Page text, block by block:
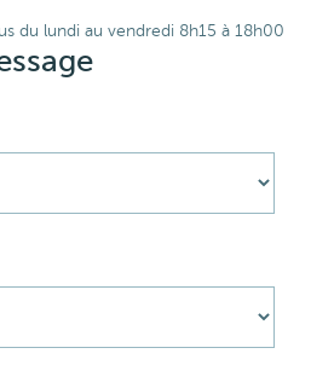
du lundi au vendredi 8h15 à 18h00